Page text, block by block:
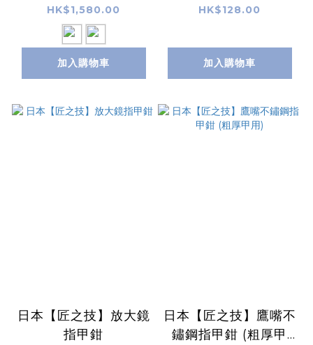
車
HK$1,580.00
加入購物車
HK$128.00
加入購物車
日本【匠之技】放大鏡
指甲鉗
日本【匠之技】鷹嘴不
鏽鋼指甲鉗 (粗厚甲